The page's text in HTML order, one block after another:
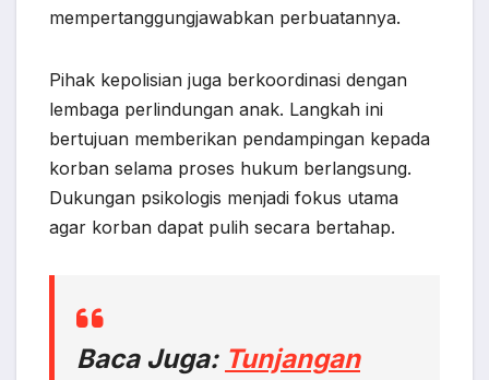
mempertanggungjawabkan perbuatannya.
Pihak kepolisian juga berkoordinasi dengan
lembaga perlindungan anak. Langkah ini
bertujuan memberikan pendampingan kepada
korban selama proses hukum berlangsung.
Dukungan psikologis menjadi fokus utama
agar korban dapat pulih secara bertahap.
Baca Juga: Tunjangan